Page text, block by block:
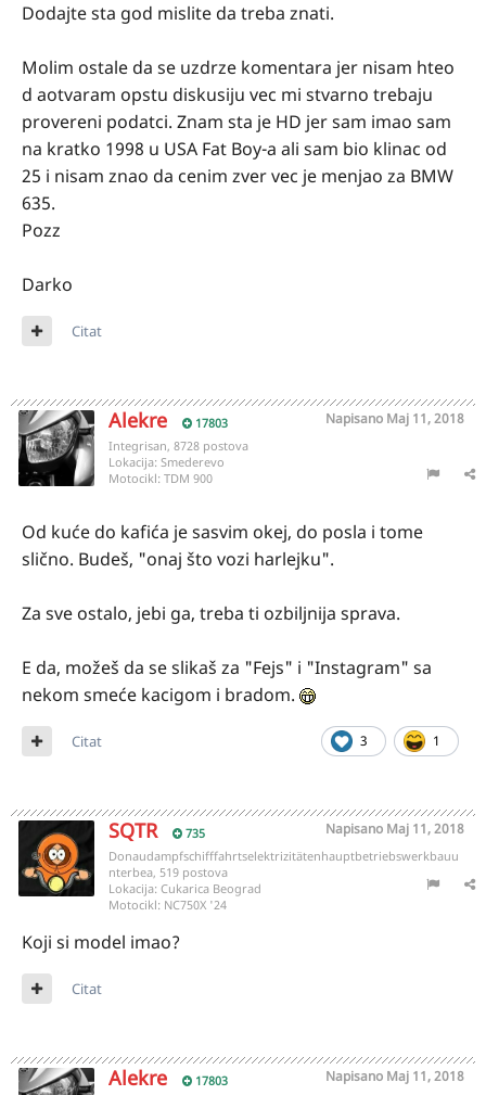
Dodajte sta god mislite da treba znati.
Molim ostale da se uzdrze komentara jer nisam hteo
d aotvaram opstu diskusiju vec mi stvarno trebaju
provereni podatci. Znam sta je HD jer sam imao sam
na kratko 1998 u USA Fat Boy-a ali sam bio klinac od
25 i nisam znao da cenim zver vec je menjao za BMW
635.
Pozz
Darko
Citat
Alekre 17803 Napisano Maj 11, 2018
Integrisan, 8728 postova
Lokacija: Smederevo
Motocikl: TDM 900
Od kuće do kafića je sasvim okej, do posla i tome
slično. Budeš, "onaj što vozi harlejku".
Za sve ostalo, jebi ga, treba ti ozbiljnija sprava.
E da, možeš da se slikaš za "Fejs" i "Instagram" sa
nekom smeće kacigom i bradom.
3 1
Citat
SQTR 735 Napisano Maj 11, 2018
Donaudampfschifffahrtselektrizitätenhauptbetriebswerkbauu
nterbea, 519 postova
Lokacija: Cukarica Beograd
Motocikl: NC750X '24
Koji si model imao?
Citat
Alekre 17803 Napisano Maj 11, 2018